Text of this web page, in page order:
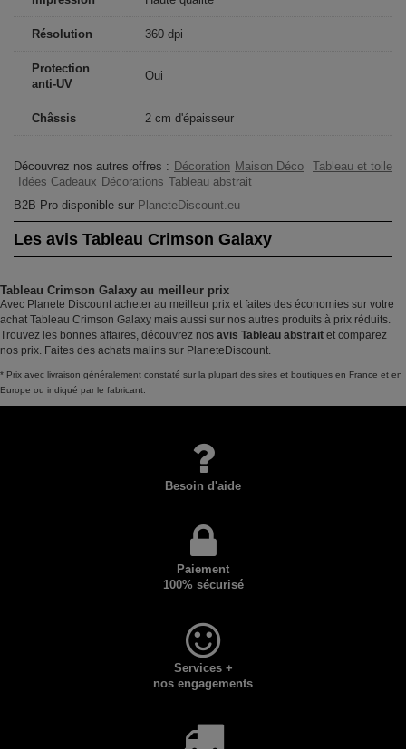
Résolution 360 dpi
Protection
anti-UV
Oui
Châssis 2 cm d'épaisseur
Découvrez nos autres offres : Décoration Maison Déco
Tableau et toile
Idées Cadeaux Décorations Tableau abstrait
B2B Pro disponible sur PlaneteDiscount.eu
Les avis Tableau Crimson Galaxy
Tableau Crimson Galaxy au meilleur prix
Avec Planete Discount acheter au meilleur prix et faites des économies sur votre
achat Tableau Crimson Galaxy mais aussi sur nos autres produits à prix réduits.
Trouvez les bonnes affaires, découvrez nos avis Tableau abstrait et comparez
nos prix. Faites des achats malins sur PlaneteDiscount.
* Prix avec livraison généralement constaté sur la plupart des sites et boutiques en France et en
Europe ou indiqué par le fabricant.
Besoin d'aide
Paiement
100% sécurisé
Services +
nos engagements